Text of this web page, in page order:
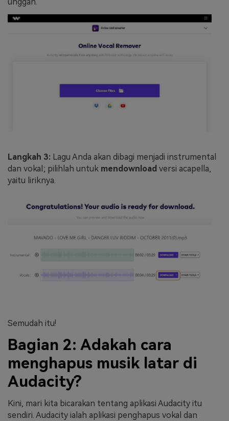
unggah.
Langkah 3: Lagu Anda akan dibagi menjadi instrumental
dan vokal; pilihlah untuk mendownload versi acapella,
yaitu liriknya.
Semudah itu!
Bagian 2: Adakah cara
menghapus musik latar di
Audacity?
Kini, mari kita bicarakan tentang aplikasi Audacity itu
sendiri. Audacity ialah aplikasi penghapus vokal dan